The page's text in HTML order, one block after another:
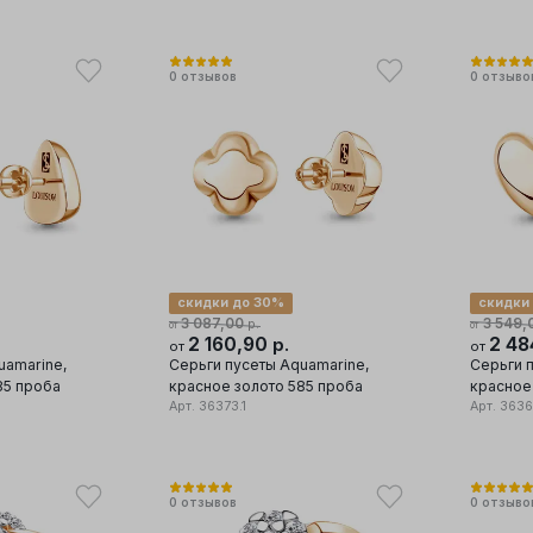
проба
0 отзывов
от3 087,00р.
скидки до 30%
от 2 160,90 р.
Серьги пусеты Aquamarine,
красное золото 585 проба
Арт. 36373.1
0
от3
скидки
от 2
Серьги
Арт.
0 отзывов 0